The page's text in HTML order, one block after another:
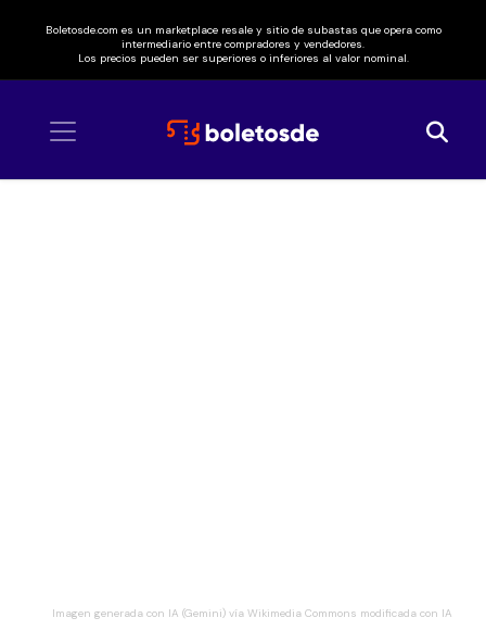
Boletosde.com es un marketplace resale y sitio de subastas que opera como
intermediario entre compradores y vendedores.
Los precios pueden ser superiores o inferiores al valor nominal.
Imagen generada con IA (Gemini) vía Wikimedia Commons modificada con IA